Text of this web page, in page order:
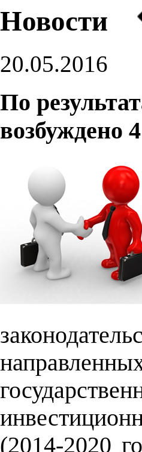
Новости
20.05.2016
По
возбуждено
(2014-2020